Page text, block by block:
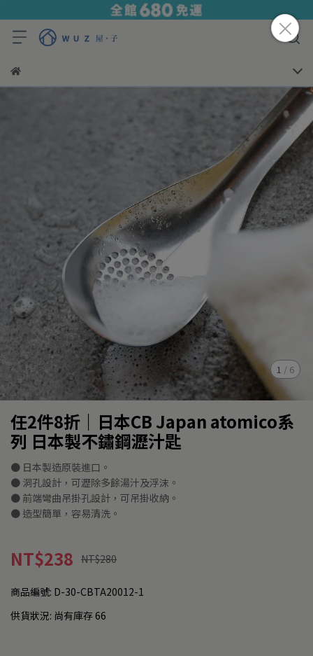
1 / 6
任2件8折｜日本CB Japan atomico系
列 日本製不鏽鋼瀝汁匙
● 日本製造原裝進口。
● 洞孔設計，可瀝除多餘湯汁及浮沫。
● 前端彎曲吊掛孔設計，可吊掛收納。
● 造型簡單，容易清洗。
NT$238 NT$280
商品編號: D-30-CBTA20012-1
供貨狀況: 尚有庫存 66